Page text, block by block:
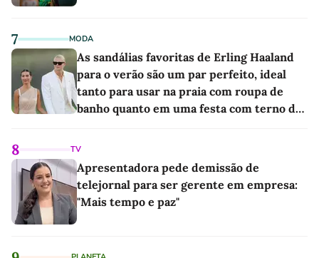
7 MODA
As sandálias favoritas de Erling Haaland
para o verão são um par perfeito, ideal
tanto para usar na praia com roupa de
banho quanto em uma festa com terno de
8 TV
Apresentadora pede demissão de
telejornal para ser gerente em empresa:
"Mais tempo e paz"